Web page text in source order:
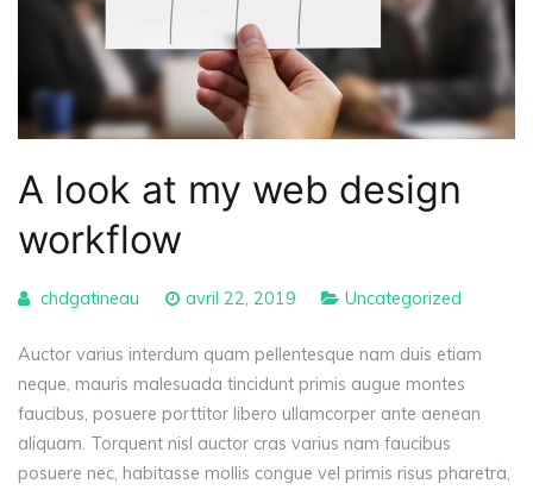
A look at my web design
workflow
chdgatineau avril 22, 2019 Uncategorized
Auctor varius interdum quam pellentesque nam duis etiam
neque, mauris malesuada tincidunt primis augue montes
faucibus, posuere porttitor libero ullamcorper ante aenean
aliquam. Torquent nisl auctor cras varius nam faucibus
posuere nec, habitasse mollis congue vel primis risus pharetra,